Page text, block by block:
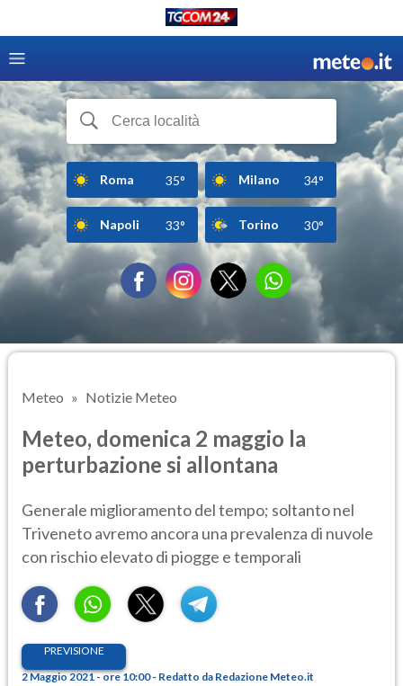
Roma 35° Milano 34°
Napoli 33° Torino 30°
Meteo Notizie Meteo
Meteo, domenica 2 maggio la
perturbazione si allontana
Generale miglioramento del tempo; soltanto nel
Triveneto avremo ancora una prevalenza di nuvole
con rischio elevato di piogge e temporali
PREVISIONE
2 Maggio 2021 - ore 10:00 - Redatto da Redazione Meteo.it